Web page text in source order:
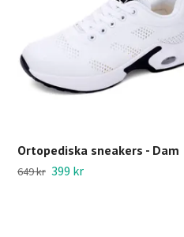
Ortopediska sneakers - Dam
649 kr 399 kr